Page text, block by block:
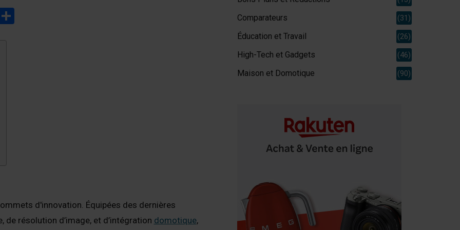
d'innovation. Équipées des dernières
résolution d’image, et d’intégration domotique,
Comparateurs (31)
Éducation et Travail (26)
High-Tech et Gadgets (46)
Maison et Domotique (90)